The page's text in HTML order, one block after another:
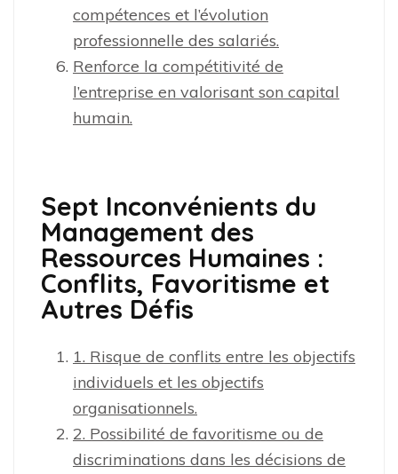
compétences et l’évolution
professionnelle des salariés.
Renforce la compétitivité de
l’entreprise en valorisant son capital
humain.
Sept Inconvénients du
Management des
Ressources Humaines :
Conflits, Favoritisme et
Autres Défis
1. Risque de conflits entre les objectifs
individuels et les objectifs
organisationnels.
2. Possibilité de favoritisme ou de
discriminations dans les décisions de